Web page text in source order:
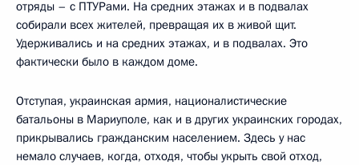
отряды – с ПТУРами. На средних этажах и в подвалах
собирали всех жителей, превращая их в живой щит.
Удерживались и на средних этажах, и в подвалах. Это
фактически было в каждом доме.
Отступая, украинская армия, националистические
батальоны в Мариуполе, как и в других украинских городах,
прикрывались гражданским населением. Здесь у нас
немало случаев, когда, отходя, чтобы укрыть свой отход,